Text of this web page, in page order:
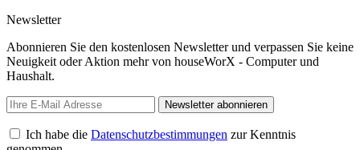
Newsletter
Abonnieren Sie den kostenlosen Newsletter und verpassen Sie keine
Neuigkeit oder Aktion mehr von houseWorX - Computer und
Haushalt.
Newsletter abonnieren
Ich habe die Datenschutzbestimmungen zur Kenntnis